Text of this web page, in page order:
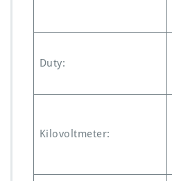
Duty:
Kilovoltmeter: